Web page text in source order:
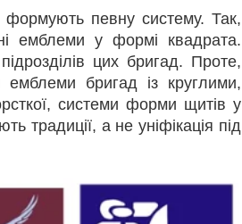
формують певну систему. Так,
емблеми у формі квадрата.
цих бригад. Проте,
емблеми бригад із круглими,
системи форми щитів у
традиції, а не уніфікація під